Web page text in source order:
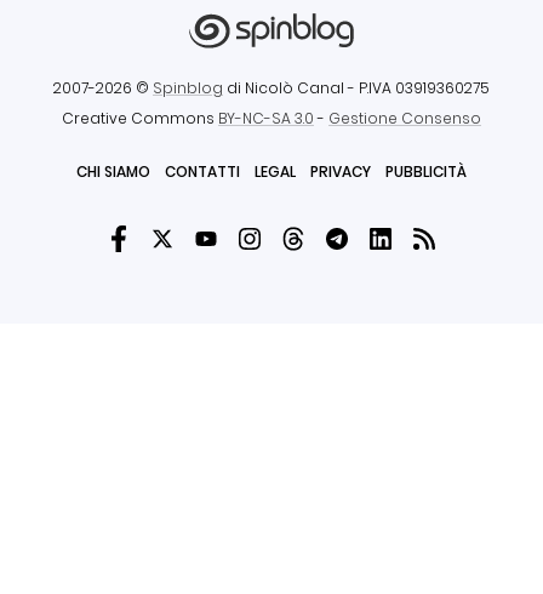
2007-2026 © Spinblog di Nicolò Canal - P.IVA 03919360275
Creative Commons BY-NC-SA 3.0- Gestione Consenso
CHI SIAMO CONTATTI LEGAL PRIVACY PUBBLICITÀ